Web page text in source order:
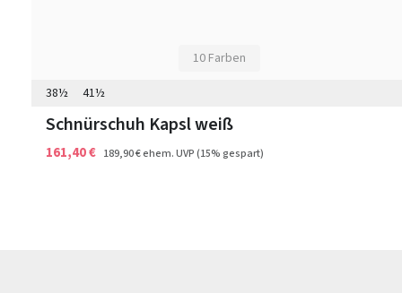
10 Farben
38½
41½
Schnürschuh Kapsl weiß
161,40 € 189,90 €ehem. UVP(15% gespart)